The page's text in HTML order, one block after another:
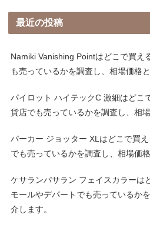
最近の投稿
Namiki Vanishing Pointはどこで買え
も売っているかを調査し、相場価格
パイロット ハイテックC 激細はどこ
貨店でも売っているかを調査し、相
パーカー ジョッター XLはどこで買
でも売っているかを調査し、相場価
ケサランパサラン フェイスカラーは
モールやデパートでも売っているか
介します。